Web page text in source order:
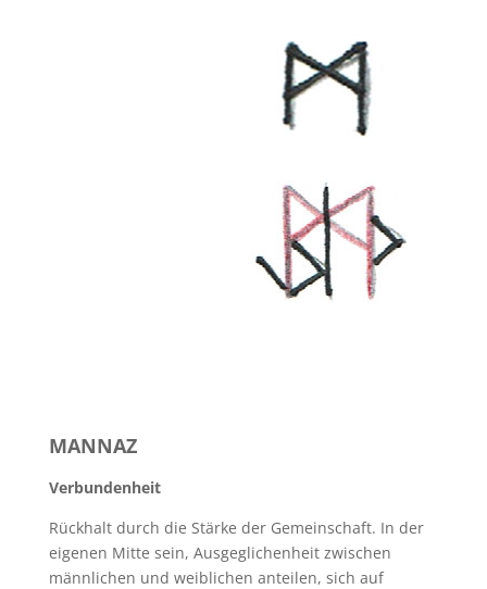
MANNAZ
Verbundenheit
Rückhalt durch die Stärke der Gemeinschaft. In der
eigenen Mitte sein, Ausgeglichenheit zwischen
männlichen und weiblichen anteilen, sich auf